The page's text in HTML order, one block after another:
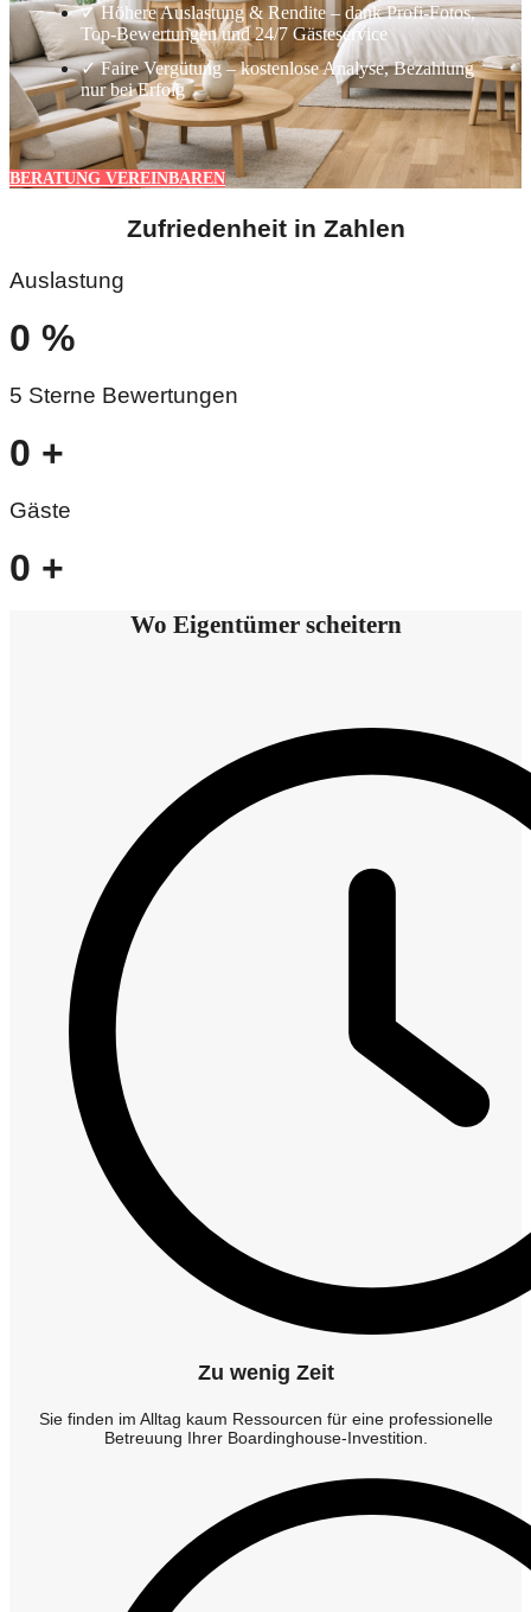
✓ Höhere Auslastung & Rendite – dank Profi-Fotos,
Top-Bewertungen und 24/7 Gästeservice
✓ Faire Vergütung – kostenlose Analyse, Bezahlung
nur bei Erfolg
BERATUNG VEREINBAREN
Zufriedenheit in Zahlen
Auslastung
0 %
5 Sterne Bewertungen
0 +
Gäste
0 +
Wo Eigentümer scheitern
Zu wenig Zeit
Sie finden im Alltag kaum Ressourcen für eine professionelle
Betreuung Ihrer Boardinghouse-Investition.